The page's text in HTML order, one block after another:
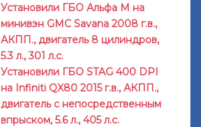
Установили ГБО Альфа М на
минивэн GMC Savana 2008 г.в.,
АКПП., двигатель 8 цилиндров,
5.3 л., 301 л.с.
Установили ГБО STAG 400 DPI
на Infiniti QX80 2015 г.в., АКПП.,
двигатель с непосредственным
впрыском, 5.6 л., 405 л.с.